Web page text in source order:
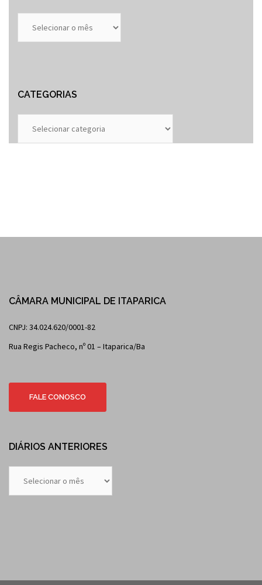
Anteriores
CATEGORIAS
CÂMARA MUNICIPAL DE ITAPARICA
CNPJ: 34.024.620/0001-82
Rua Regis Pacheco, nº 01 – Itaparica/Ba
FALE CONOSCO
DIÁRIOS ANTERIORES
Anteriores